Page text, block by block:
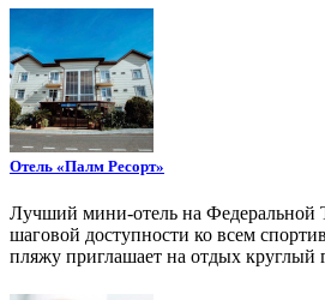
Отель «Палм Ресорт»
Лучший мини-отель на Федеральной
шаговой доступности ко всем
пляжу приглашает на отдых круглый